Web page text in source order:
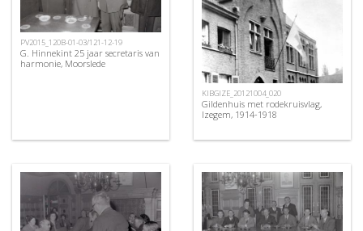
PV2015_120B-01-03/121-12-19
G. Hinnekint 25 jaar secretaris van
harmonie, Moorslede
KIBGIZE_20121004_020
Gildenhuis met rodekruisvlag,
Izegem, 1914-1918